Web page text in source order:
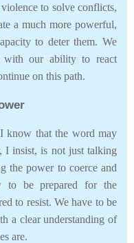
to solve conflicts,
a much more powerful,
to deter them. We
with our ability to react
on this path.
know that the word may
I insist, is not just talking
the power to coerce and
to be prepared for the
to resist. We have to be
a clear understanding of
are.